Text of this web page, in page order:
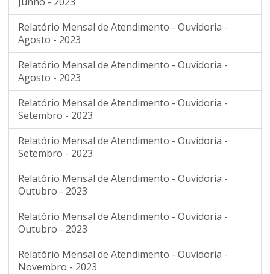
Relatório Mensal de Atendimento - Ouvidoria -
Agosto - 2023
Relatório Mensal de Atendimento - Ouvidoria -
Agosto - 2023
Relatório Mensal de Atendimento - Ouvidoria -
Setembro - 2023
Relatório Mensal de Atendimento - Ouvidoria -
Setembro - 2023
Relatório Mensal de Atendimento - Ouvidoria -
Outubro - 2023
Relatório Mensal de Atendimento - Ouvidoria -
Outubro - 2023
Relatório Mensal de Atendimento - Ouvidoria -
Novembro - 2023